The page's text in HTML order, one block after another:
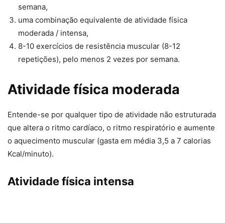
semana,
uma combinação equivalente de atividade física
moderada / intensa,
8-10 exercícios de resistência muscular (8-12
repetições), pelo menos 2 vezes por semana.
Atividade física moderada
Entende-se por qualquer tipo de atividade não estruturada
que altera o ritmo cardíaco, o ritmo respiratório e aumente
o aquecimento muscular (gasta em média 3,5 a 7 calorias
Kcal/minuto).
Atividade física intensa